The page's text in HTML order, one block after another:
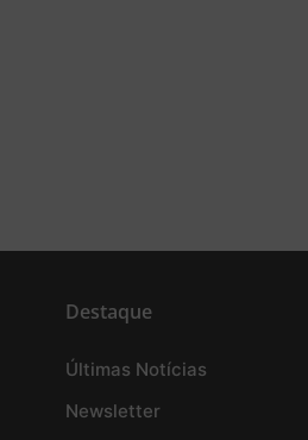
Destaque
Últimas Notícias
Newsletter